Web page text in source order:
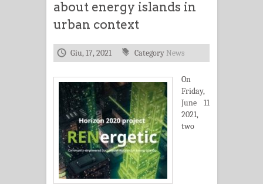
about energy islands in
urban context
Giu, 17, 2021 CategoryNews
On
Friday,
June 11
2021,
two